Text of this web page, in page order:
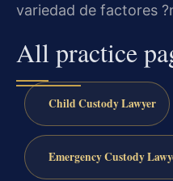
variedad de factores
All practice
Child Custody Lawyer
Emergency Custody